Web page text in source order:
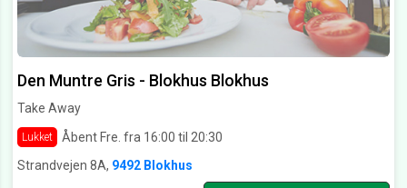
Den Muntre Gris - Blokhus Blokhus
Take Away
Lukket
Åbent Fre. fra 16:00 til 20:30
Strandvejen 8A, 9492 Blokhus